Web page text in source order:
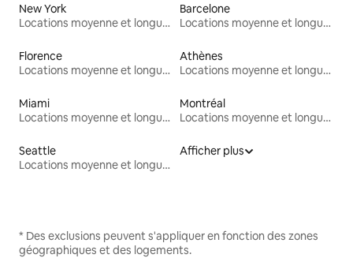
New York
Locations moyenne et longue durée
Barcelone
Locations moyenne et longue durée
Florence
Locations moyenne et longue durée
Athènes
Locations moyenne et longue durée
Miami
Locations moyenne et longue durée
Montréal
Locations moyenne et longue durée
Seattle
Locations moyenne et longue durée
Afficher plus
* Des exclusions peuvent s'appliquer en fonction des zones
géographiques et des logements.